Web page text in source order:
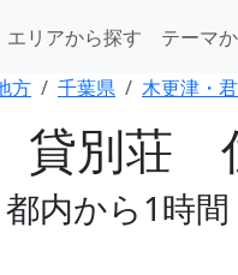
エリアから探す テーマ
方 千葉県 木更津・
貸別荘
都内から1時間